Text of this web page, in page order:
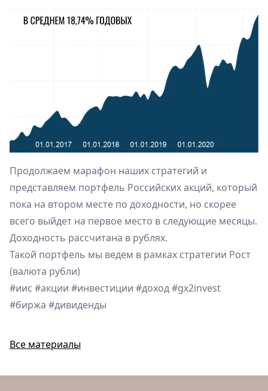
Продолжаем марафон наших стратегий и
представляем портфель Российских акций, который
пока на втором месте по доходности, но скорее
всего выйдет на первое место в следующие месяцы.
Доходность рассчитана в рублях.
Такой портфель мы ведем в рамках стратегии Рост
(валюта рубли)
#иис #акции #инвестиции #доход#gx2invest
#биржа #дивиденды
Все материалы